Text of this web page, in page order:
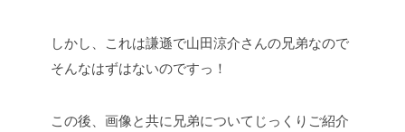
しかし、これは謙遜で山田涼介さんの兄弟なので
そんなはずはないのですっ！
この後、画像と共に兄弟についてじっくりご紹介